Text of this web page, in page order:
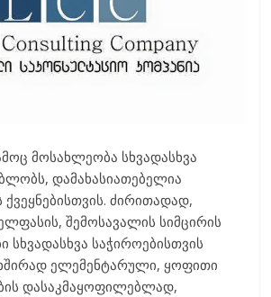
მოსახლეობა სხვადასხვა
დამახასიათებელია
ქვეყნებისთვის. ძირითადად,
შემოსავალის სიმცირის
სხვადასხვა საჭიროებისთვის
ხშირად ელემენტარული, ყოფითი
დასაკმაყოფილებლად,